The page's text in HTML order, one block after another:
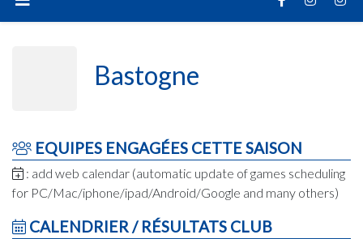
Bastogne
EQUIPES ENGAGÉES CETTE SAISON
: add web calendar (automatic update of games scheduling
for PC/Mac/iphone/ipad/Android/Google and many others)
CALENDRIER / RÉSULTATS CLUB